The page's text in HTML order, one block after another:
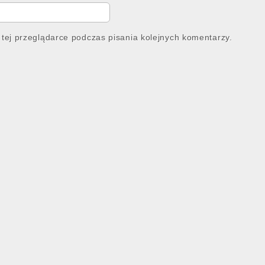
przeglądarce podczas pisania kolejnych komentarzy.